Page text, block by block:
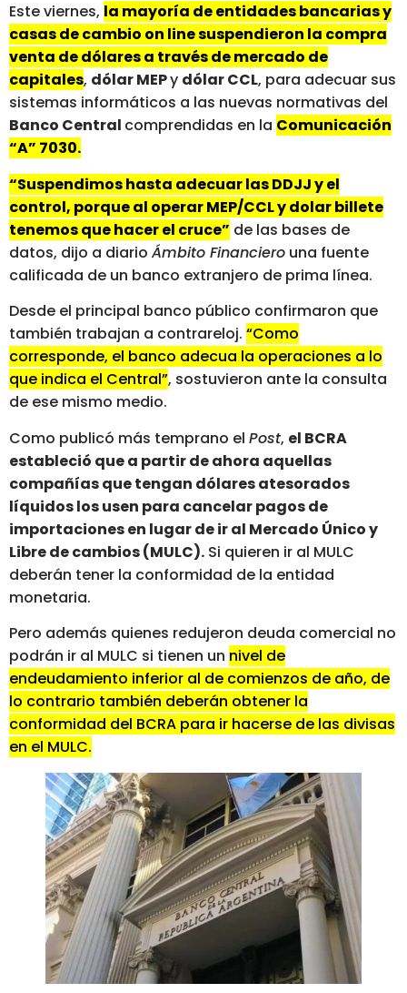
Este viernes, la mayoría de entidades bancarias y
casas de cambio on line suspendieron la compra
venta de dólares a través de mercado de
capitales, dólar MEPy dólar CCL, para adecuar sus
sistemas informáticos a las nuevas normativas del
Banco Central comprendidas en la Comunicación
“A” 7030.
“Suspendimos hasta adecuar las DDJJ y el
control, porque al operar MEP/CCL y dolar billete
tenemos que hacer el cruce” de las bases de
datos, dijo a diario Ámbito Financiero una fuente
calificada de un banco extranjero de prima línea.
Desde el principal banco público confirmaron que
también trabajan a contrareloj. “Como
corresponde, el banco adecua la operaciones a lo
que indica el Central”, sostuvieron ante la consulta
de ese mismo medio.
Como publicó más temprano el Post, el BCRA
estableció que a partir de ahora aquellas
compañías que tengan dólares atesorados
líquidos los usen para cancelar pagos de
importaciones en lugar de ir al Mercado Único y
Libre de cambios (MULC). Si quieren ir al MULC
deberán tener la conformidad de la entidad
monetaria.
Pero además quienes redujeron deuda comercial no
podrán ir al MULC si tienen un nivel de
endeudamiento inferior al de comienzos de año, de
lo contrario también deberán obtener la
conformidad del BCRA para ir hacerse de las divisas
en el MULC.